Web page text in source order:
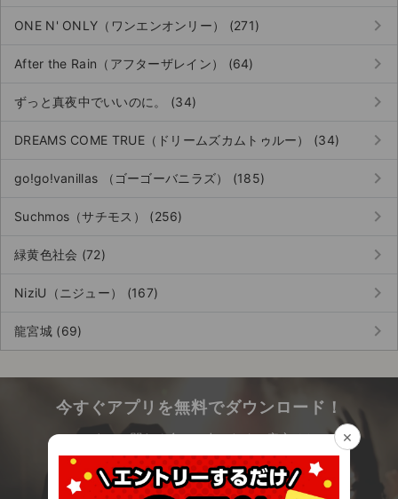
サイト情報
チケットジャム運営会社
チケットジャム利用規約
特定商取引法に基づく表記
不正転売禁止法について
ONE N' ONLY（ワンエンオンリー） (271) keyboard_arrow_right
After the Rain（アフターザレイン） (64) keyboard_arrow_right
ずっと真夜中でいいのに。 (34) keyboard_arrow_right
DREAMS COME TRUE（ドリームズカムトゥルー） (34) keyboard_arrow_right
go!go!vanillas （ゴーゴーバニラズ） (185) keyboard_arrow_right
Suchmos（サチモス） (256) keyboard_arrow_right
緑黄色社会 (72) keyboard_arrow_right
NiziU（ニジュー） (167) keyboard_arrow_right
龍宮城 (69) keyboard_arrow_right
今すぐアプリを無料でダウンロード！
エンタメに関わる全ての人のための安心チケッ
ト売買アプリ
×